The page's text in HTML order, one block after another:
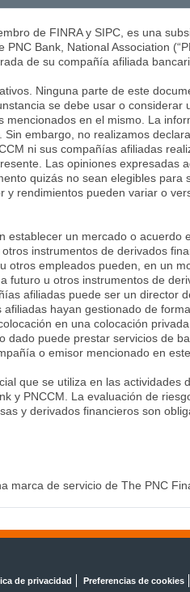
de FINRA y SIPC, es una
PNC Bank, National Association
de su compañía afiliada
Ninguna parte de este
se debe usar o
en el mismo. La
embargo, no realizamos
ni sus compañías afiliadas
Las opiniones
quizás no sean elegibles
y rendimientos pueden variar o
establecer un mercado o
instrumentos de derivados
otros empleados pueden, en un
futuro u otros instrumentos de
afiliadas puede ser un director
hayan gestionado de
en una colocación
dado puede prestar servicios de
o emisor mencionado en
que se utiliza en las
y PNCCM. La evaluación de
y derivados financieros son
marca de servicio de The PNC
de privacidad Preferencias de cookies